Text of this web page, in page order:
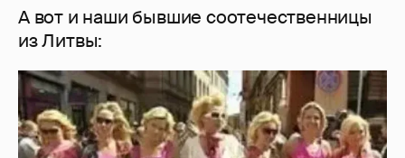
А вот и наши бывшие соотечественницы
из Литвы: